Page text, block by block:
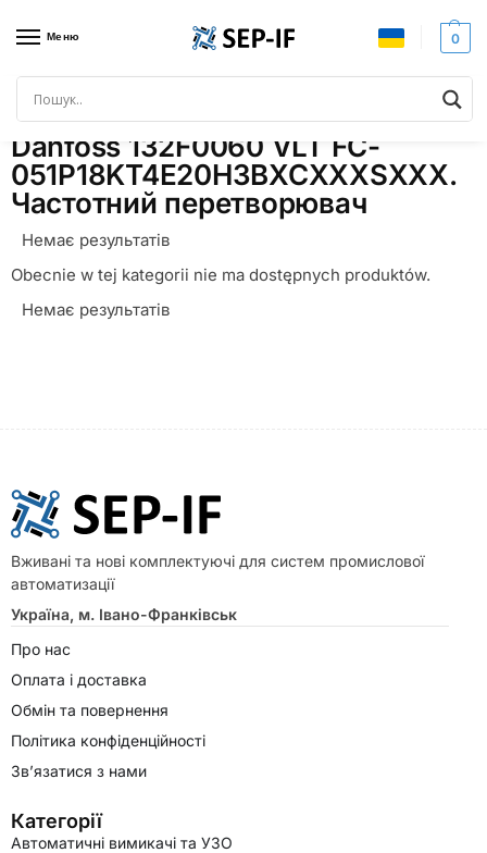
Меню 0
Головна Товари з позначками “Danfoss 132F0060 VLT FC-051P18KT4E20H3BXCXXXSXXX. Частотний перетворювач”
Danfoss 132F0060 VLT FC-
051P18KT4E20H3BXCXXXSXXX.
Частотний перетворювач
Немає результатів
Obecnie w tej kategorii nie ma dostępnych produktów.
Немає результатів
Вживані та нові комплектуючі для систем промислової
автоматизації
Україна, м. Івано-Франківськ
Про нас
Оплата і доставка
Обмін та повернення
Політика конфіденційності
Зв’язатися з нами
Категорії
Автоматичні вимикачі та УЗО